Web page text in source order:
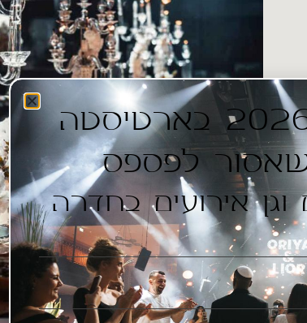
חתונות קיץ 2026 בארטיסטה
לפספס
אירועים בחדרה